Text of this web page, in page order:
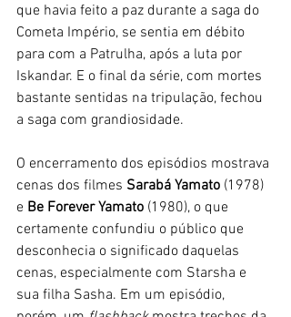
que havia feito a paz durante a saga do
Cometa Império, se sentia em débito
para com a Patrulha, após a luta por
Iskandar. E o final da série, com mortes
bastante sentidas na tripulação, fechou
a saga com grandiosidade.
O encerramento dos episódios mostrava
cenas dos filmes Sarabá Yamato (1978)
e Be Forever Yamato (1980), o que
certamente confundiu o público que
desconhecia o significado daquelas
cenas, especialmente com Starsha e
sua filha Sasha. Em um episódio,